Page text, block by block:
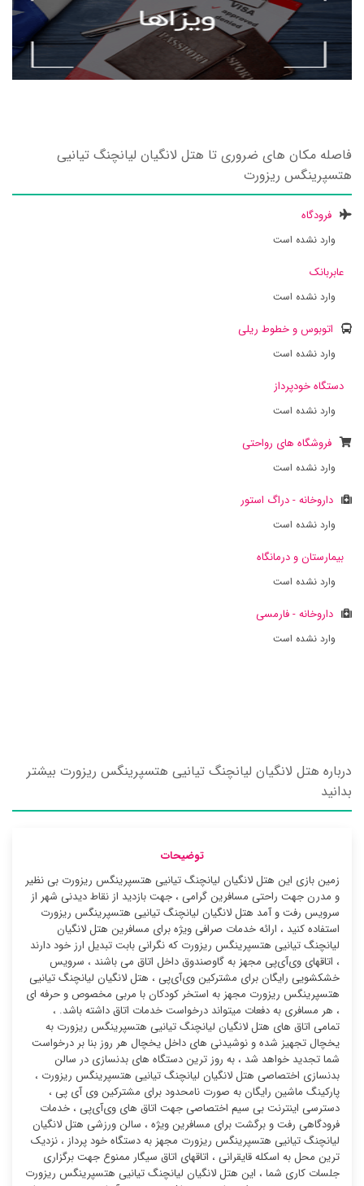
فاصله مکان های ضروری تا هتل لانگیان لیانچنگ تیانیی
هتسپرینگس ریزورت
فرودگاه
وارد نشده است
عابربانک
وارد نشده است
اتوبوس و خطوط ریلی
وارد نشده است
دستگاه خودپرداز
وارد نشده است
فروشگاه های رواحتی
وارد نشده است
داروخانه - دراگ استور
وارد نشده است
بیمارستان و درمانگاه
وارد نشده است
داروخانه - فارمسی
وارد نشده است
درباره هتل لانگیان لیانچنگ تیانیی هتسپرینگس ریزورت بیشتر
بدانید
توضیحات
زمین بازی این هتل لانگیان لیانچنگ تیانیی هتسپرینگس ریزورت بی نظیر
و مدرن جهت راحتی مسافرین گرامی ، جهت بازدید از نقاط دیدنی شهر از
سرویس رفت و آمد هتل لانگیان لیانچنگ تیانیی هتسپرینگس ریزورت
استفاده کنید ، ارائه خدمات صرافی ویژه برای مسافرین هتل لانگیان
لیانچنگ تیانیی هتسپرینگس ریزورت که نگرانی بابت تبدیل ارز خود دارند
، اتاقهای وی‌آی‌پی مجهز به گاوصندوق داخل اتاق می باشند ، سرویس
خشکشویی رایگان برای مشترکین وی‌آی‌پی ، هتل لانگیان لیانچنگ تیانیی
هتسپرینگس ریزورت مجهز به استخر کودکان با مربی مخصوص و حرفه ای
، هر مسافری به دفعات میتواند درخواست خدمات اتاق داشته باشد. ،
تمامی اتاق های هتل لانگیان لیانچنگ تیانیی هتسپرینگس ریزورت به
یخچال تجهیز شده و نوشیدنی های داخل یخچال هر روز بنا بر درخواست
شما تجدید خواهد شد ، به روز ترین دستگاه های بدنسازی در سالن
بدنسازی اختصاصی هتل لانگیان لیانچنگ تیانیی هتسپرینگس ریزورت ،
پارکینگ ماشین رایگان به صورت نامحدود برای مشترکین وی آی پی ،
دسترسی اینترنت بی سیم اختصاصی جهت اتاق های وی‌آی‌پی ، خدمات
فرودگاهی رفت و برگشت برای مسافرین ویژه ، سالن ورزشی هتل لانگیان
لیانچنگ تیانیی هتسپرینگس ریزورت مجهز به دستگاه خود پرداز ، نزدیک
ترین محل به اسکله قایقرانی ، اتاقهای اتاق سیگار ممنوع جهت برگزاری
جلسات کاری شما ، این هتل لانگیان لیانچنگ تیانیی هتسپرینگس ریزورت